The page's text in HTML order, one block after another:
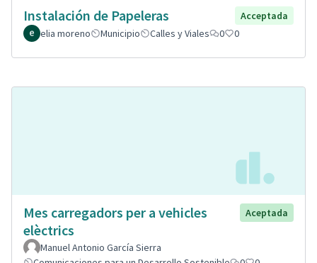
Instalación de Papeleras
Acceptada
elia moreno
Municipio Calles y Viales 0 0
Mes carregadors per a vehicles
elèctrics
Aceptada
Manuel Antonio García Sierra